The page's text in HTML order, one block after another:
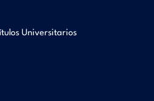
Universitarios